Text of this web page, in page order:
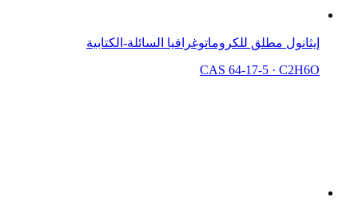
إيثانول مطلق للكروماتوغرافيا السائلة-الكتابية
CAS 64-17-5 · C2H6O